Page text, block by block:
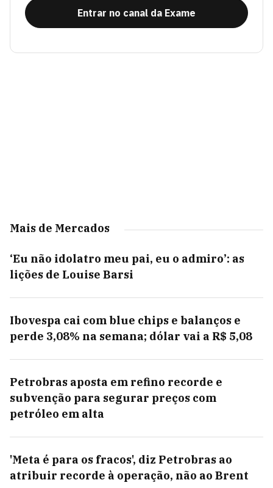
Entrar no canal da Exame
Mais de Mercados
‘Eu não idolatro meu pai, eu o admiro’: as
lições de Louise Barsi
Ibovespa cai com blue chips e balanços e
perde 3,08% na semana; dólar vai a R$ 5,08
Petrobras aposta em refino recorde e
subvenção para segurar preços com
petróleo em alta
'Meta é para os fracos', diz Petrobras ao
atribuir recorde à operação, não ao Brent